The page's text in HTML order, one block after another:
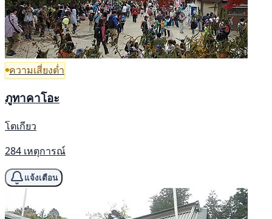
ความเสี่ยงต่ำ
ภูทาคาโอะ
โตเกียว
284 เหตุการณ์
แจ้งเตือน